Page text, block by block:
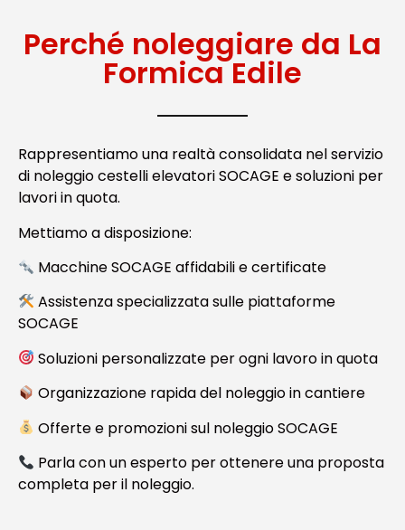
Perché noleggiare da La
Formica Edile
Rappresentiamo una realtà consolidata nel servizio
di noleggio cestelli elevatori SOCAGE e soluzioni per
lavori in quota.
Mettiamo a disposizione:
Macchine SOCAGE affidabili e certificate
Assistenza specializzata sulle piattaforme
SOCAGE
Soluzioni personalizzate per ogni lavoro in quota
Organizzazione rapida del noleggio in cantiere
Offerte e promozioni sul noleggio SOCAGE
Parla con un esperto per ottenere una proposta
completa per il noleggio.